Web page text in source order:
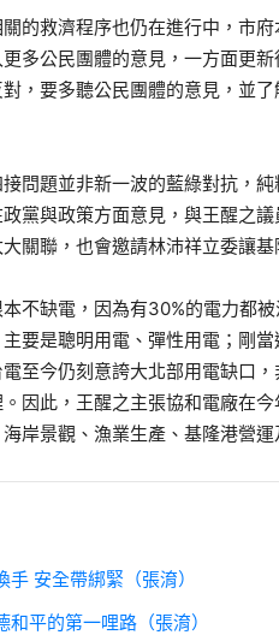
的救濟程序也仍在進行中，市
多公民團體的意見，一方面更
，要多聽公民團體的意見，並
問題並非新一波的藍綠對抗，
黨與政策方面意見，與王醒之
關聯，也會邀請林沛祥立委讓
不缺電，因為有30%的電力都
要是聰明用電、彈性用電；剛
至今仍刻意誇大北部用電缺口
因此，王醒之主張協和電廠在
岸景觀、漁業生產、基隆港營
安全帶綁緊（張淯）
平的第一哩路（張淯）